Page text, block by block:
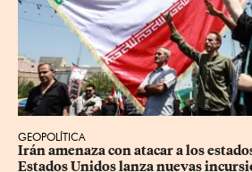
GEOPOLÍTICA
Irán amenaza con atacar a los
Estados Unidos lanza nuevas